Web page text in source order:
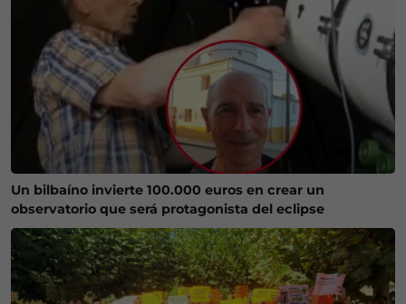
Un bilbaíno invierte 100.000 euros en crear un
observatorio que será protagonista del eclipse